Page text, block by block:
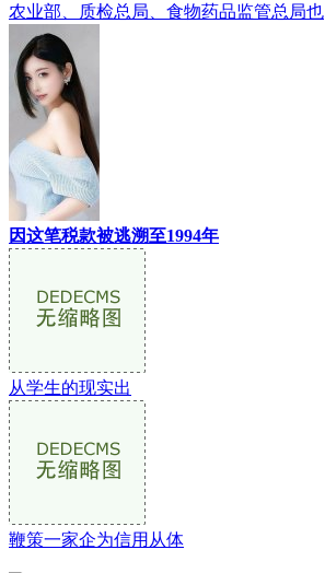
农业部、质检总局、食物药品监管总局也
因这笔税款被逃溯至1994年
从学生的现实出
鞭策一家企为信用从体